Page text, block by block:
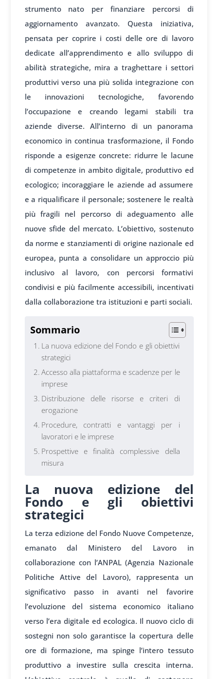
strumento nato per finanziare percorsi di
aggiornamento avanzato. Questa iniziativa,
pensata per coprire i costi delle ore di lavoro
dedicate all’apprendimento e allo sviluppo di
abilità strategiche, mira a traghettare i settori
produttivi verso una più solida integrazione con
le innovazioni tecnologiche, favorendo
l’occupazione e creando legami stabili tra
aziende diverse. All’interno di un panorama
economico in continua trasformazione, il Fondo
risponde a esigenze concrete: ridurre le lacune
di competenze in ambito digitale, produttivo ed
ecologico; incoraggiare le aziende ad assumere
e a riqualificare il personale; sostenere le realtà
più fragili nel percorso di adeguamento alle
nuove sfide del mercato. L’obiettivo, sostenuto
da norme e stanziamenti di origine nazionale ed
europea, punta a consolidare un approccio più
inclusivo al lavoro, con percorsi formativi
condivisi e più facilmente accessibili, incentivati
dalla collaborazione tra istituzioni e parti sociali.
Sommario
La nuova edizione del Fondo e gli obiettivi
strategici
Accesso alla piattaforma e scadenze per le
imprese
Distribuzione delle risorse e criteri di
erogazione
Procedure, contratti e vantaggi per i
lavoratori e le imprese
Prospettive e finalità complessive della
misura
La nuova edizione del
Fondo e gli obiettivi
strategici
La terza edizione del Fondo Nuove Competenze,
emanato dal Ministero del Lavoro in
collaborazione con l’ANPAL (Agenzia Nazionale
Politiche Attive del Lavoro), rappresenta un
significativo passo in avanti nel favorire
l’evoluzione del sistema economico italiano
verso l’era digitale ed ecologica. Il nuovo ciclo di
sostegni non solo garantisce la copertura delle
ore di formazione, ma spinge l’intero tessuto
produttivo a investire sulla crescita interna.